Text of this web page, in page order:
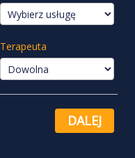
Terapeuta
DALEJ